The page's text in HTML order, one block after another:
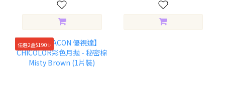
任選2盒$190✨